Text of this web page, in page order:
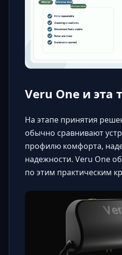
Veru One и эта
На этапе принятия
обычно сравнивают
профилю комфорта,
надежности. Veru One
по этим практическим